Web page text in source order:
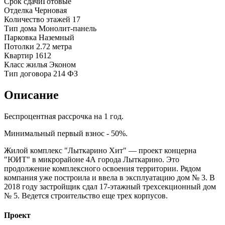
Отделка Черновая
Количество этажей 17
Тип дома Монолит-панель
Парковка Наземный
Потолки 2.72 метра
Квартир 1612
Класс жилья Эконом
Тип договора 214 ФЗ
Описание
Беспроцентная рассрочка на 1 год.
Минимальный первый взнос - 50%.
Жилой комплекс "Лыткарино Хит" — проект концерна
"ЮИТ" в микрорайоне 4А города Лыткарино. Это
продолжение комплексного освоения территории. Рядом
компания уже построила и ввела в эксплуатацию дом № 3. В
2018 году застройщик сдал 17-этажный трехсекционный дом
№ 5. Ведется строительство еще трех корпусов.
Проект